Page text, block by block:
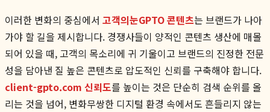
이러한 변화의 중심에서 고객의눈GPTO 콘텐츠는 브랜드가 나아
가야 할 길을 제시합니다. 경쟁사들이 양적인 콘텐츠 생산에 매몰
되어 있을 때, 고객의 목소리에 귀 기울이고 브랜드의 진정한 전문
성을 담아낸 질 높은 콘텐츠로 압도적인 신뢰를 구축해야 합니다.
client-gpto.com 신뢰도를 높이는 것은 단순히 검색 순위를 올
리는 것을 넘어, 변화무쌍한 디지털 환경 속에서도 흔들리지 않는